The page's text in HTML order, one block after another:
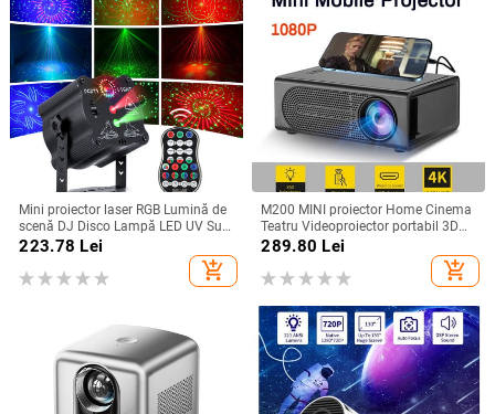
Mini proiector laser RGB Lumină de
scenă DJ Disco Lampă LED UV Sun
Strobe Efect de scenă Nunta
Crăciun Petrecere de vacanță
223.78 Lei
add_shopping_cart
M200 MINI proiector Home Cinema
Teatru Videoproiector portabil 3D
LED Videoproiector pentru jocuri
Laser Beamer 4K 1080P Via HD
Port Smart TV BOX
289.80 Lei
add_shopping_cart